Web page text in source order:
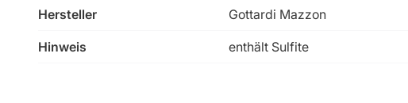
Hersteller Gottardi Mazzon
Hinweis enthält Sulfite